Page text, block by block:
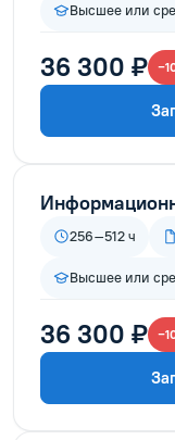
Высшее или
36 300 ₽
256–512 ч
Высшее или
36 300 ₽